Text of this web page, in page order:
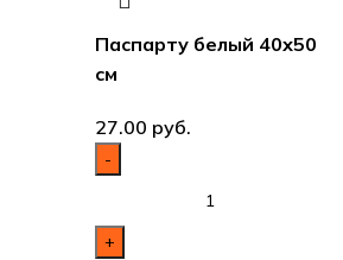
Паспарту белый 40х50
см
руб.